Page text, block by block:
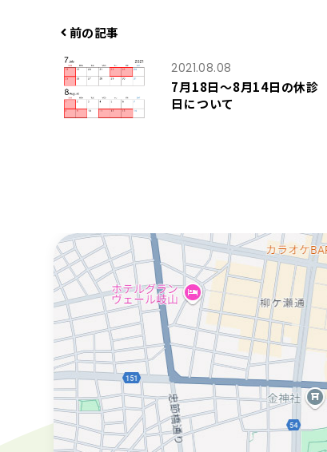
前の記事
2021.08.08
7月18日～8月14日の休診
日について